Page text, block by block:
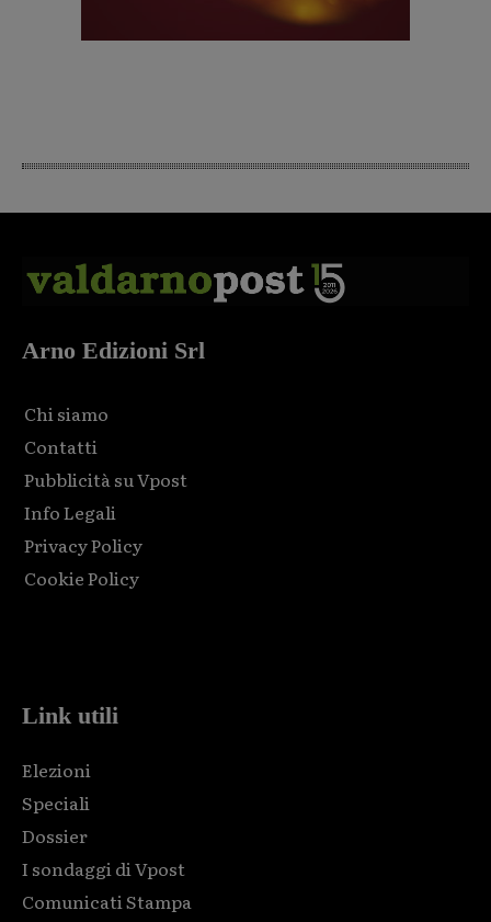
Arno Edizioni Srl
Chi siamo
Contatti
Pubblicità su Vpost
Info Legali
Privacy Policy
Cookie Policy
Link utili
Elezioni
Speciali
Dossier
I sondaggi di Vpost
Comunicati Stampa